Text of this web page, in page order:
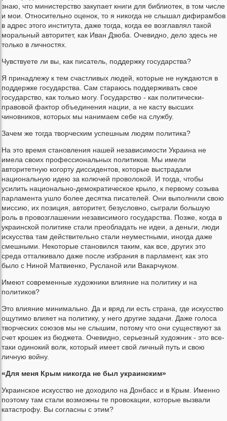
знаю, что министерство закупает книги для библиотек, в том числе
и мои. Относительно оценок, то я никогда не слышал дифирамбов
в адрес этого института, даже тогда, когда ее возглавлял такой
моральный авторитет, как Иван Дзюба. Очевидно, дело здесь не
только в личностях.
Чувствуете ли вы, как писатель, поддержку государства?
Я принадлежу к тем счастливых людей, которые не нуждаются в
поддержке государства. Сам стараюсь поддерживать свое
государство, как только могу. Государство - как политически-
правовой фактор объединения нации, а не касту высших
чиновников, которых мы нанимаем себе на службу.
Зачем же тогда творческим успешным людям политика?
На это время становления нашей независимости Украина не
имела своих профессиональных политиков. Мы имели
авторитетную когорту диссидентов, которые выстрадали
национальную идею за колючей проволокой. И тогда, чтобы
усилить национально-демократическое крыло, к первому созыва
парламента ушло более десятка писателей. Они выполнили свою
миссию, их позиция, авторитет, безусловно, сыграли большую
роль в провозглашении независимого государства. Позже, когда в
украинской политике стали преобладать не идеи, а деньги, люди
искусства там действительно стали неуместными, иногда даже
смешными. Некоторые становился таким, как все, других это
среда отталкивало даже после избрания в парламент, как это
было с Ниной Матвиенко, Русланой или Вакарчуком.
Имеют современные художники влияние на политику и на
политиков?
Это влияние минимально. Да и вряд ли есть страна, где искусство
ощутимо влияет на политику, у него другие задачи. Даже голоса
творческих союзов мы не слышим, потому что они существуют за
счет крошек из бюджета. Очевидно, серьезный художник - это все-
таки одинокий волк, который имеет свой личный путь и свою
личную войну.
«Для меня Крым никогда не был украинским»
Украинское искусство не доходило на Донбасс и в Крым. Именно
поэтому там стали возможны те провокации, которые вызвали
катастрофу. Вы согласны с этим?